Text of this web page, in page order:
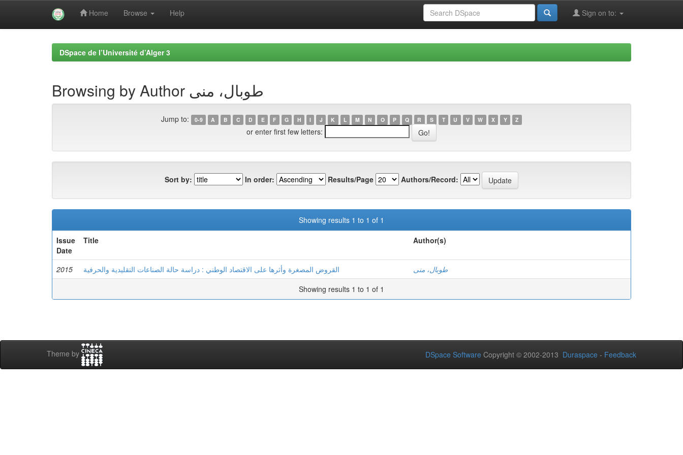
Home Browse Help Sign on to:
DSpace de l’Université d’Alger 3
Browsing by Author طوبال، منى
Jump to: 0-9 A B C D E F G H I J K L M N O P Q R S T U V W X Y Z
or enter first few letters:
Sort by: In order: Results/Page Authors/Record:
Showing results 1 to 1 of 1
Issue
Date
Title Author(s)
2015 القروض المصغرة وأثرها على الاقتصاد الوطني : دراسة حالة الصناعات التقليدية والحرفية
طوبال، منى
Showing results 1 to 1 of 1
Theme by DSpace Software Copyright © 2002-2013 Duraspace - Feedback